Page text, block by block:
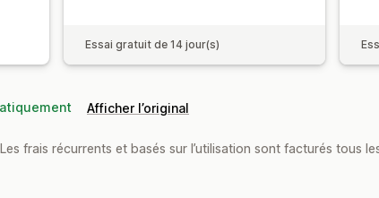
Essai gratuit de 14 jour(s)
Afficher l’original
frais récurrents et basés sur l’utilisation sont facturés tous